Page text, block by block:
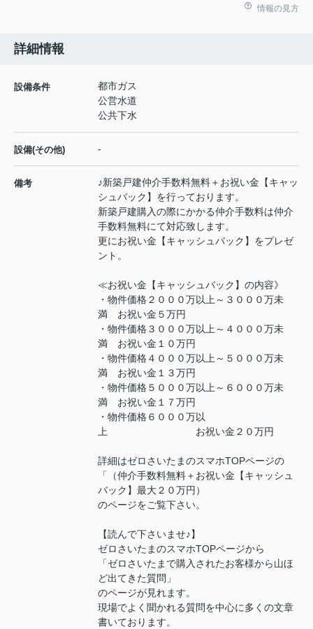
情報の見方
詳細情報
設備条件
都市ガス
公営水道
公共下水
設備(その他) -
備考
♪新築戸建仲介手数料無料＋お祝い金【キャッ
シュバック】を行っております。
新築戸建購入の際にかかる仲介手数料は仲介
手数料無料にて対応致します。
更にお祝い金【キャッシュバック】をプレゼ
ント。
≪お祝い金【キャッシュバック】の内容》
・物件価格２０００万以上～３０００万未
満 お祝い金５万円
・物件価格３０００万以上～４０００万未
満 お祝い金１０万円
・物件価格４０００万以上～５０００万未
満 お祝い金１３万円
・物件価格５０００万以上～６０００万未
満 お祝い金１７万円
・物件価格６０００万以
上 お祝い金２０万円
詳細はゼロさいたまのスマホTOPページの
「（仲介手数料無料＋お祝い金【キャッシュ
バック】最大２０万円）
のページをご覧下さい。
【読んで下さいませ♪】
ゼロさいたまのスマホTOPページから
「ゼロさいたまで購入されたお客様から山ほ
ど出てきた質問」
のページが見れます。
現場でよく聞かれる質問を中心に多くの文章
書いております。